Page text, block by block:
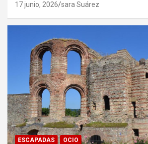
17 junio, 2026 sara Suárez
ESCAPADAS OCIO